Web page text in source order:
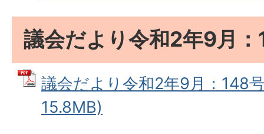
議会だより令和2年9月
議会だより令和2年9月：148
15.8MB)